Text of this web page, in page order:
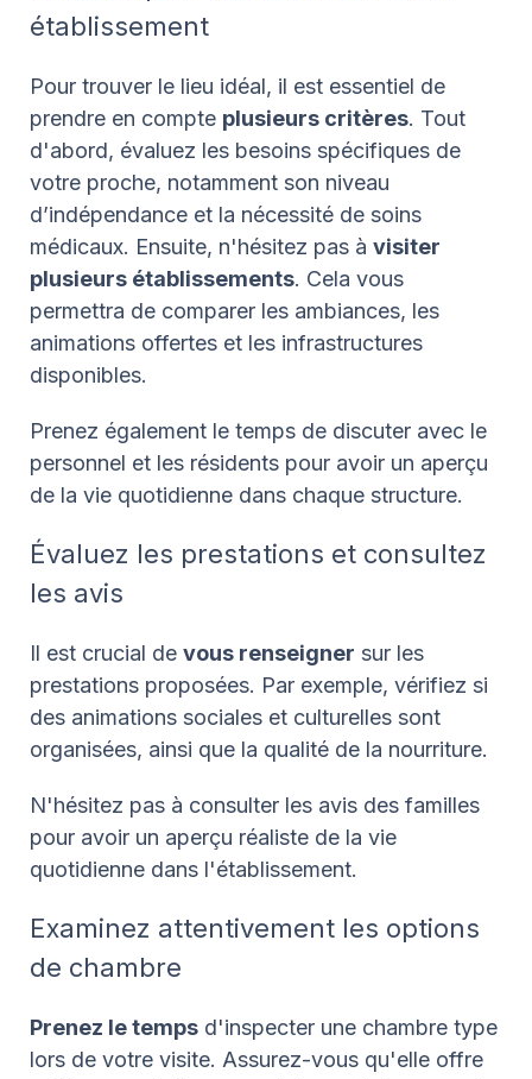
établissement
Pour trouver le lieu idéal, il est essentiel de
prendre en compte plusieurs critères. Tout
d'abord, évaluez les besoins spécifiques de
votre proche, notamment son niveau
d’indépendance et la nécessité de soins
médicaux. Ensuite, n'hésitez pas à visiter
plusieurs établissements. Cela vous
permettra de comparer les ambiances, les
animations offertes et les infrastructures
disponibles.
Prenez également le temps de discuter avec le
personnel et les résidents pour avoir un aperçu
de la vie quotidienne dans chaque structure.
Évaluez les prestations et consultez
les avis
Il est crucial de vous renseigner sur les
prestations proposées. Par exemple, vérifiez si
des animations sociales et culturelles sont
organisées, ainsi que la qualité de la nourriture.
N'hésitez pas à consulter les avis des familles
pour avoir un aperçu réaliste de la vie
quotidienne dans l'établissement.
Examinez attentivement les options
de chambre
Prenez le temps d'inspecter une chambre type
lors de votre visite. Assurez-vous qu'elle offre